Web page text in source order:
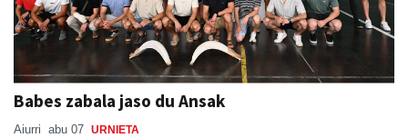
Babes zabala jaso du Ansak
Aiurri abu 07 URNIETA